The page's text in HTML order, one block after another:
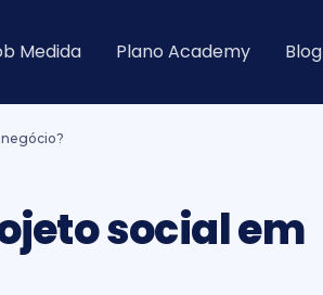
Medida Plano Academy Blog
social em